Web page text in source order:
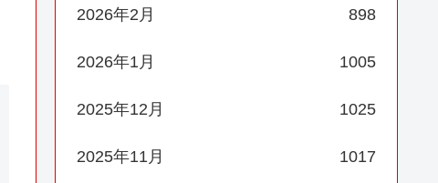
2026年2月 898
2026年1月 1005
2025年12月 1025
2025年11月 1017